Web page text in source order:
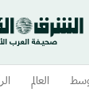
العالم